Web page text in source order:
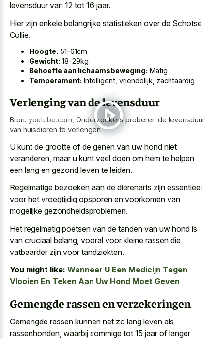
levensduur van 12 tot 16 jaar.
Hier zijn enkele belangrijke statistieken over de Schotse
Collie:
Hoogte: 51-61cm
Gewicht: 18-29kg
Behoefte aan lichaamsbeweging: Matig
Temperament: Intelligent, vriendelijk, zachtaardig
Verlenging van de levensduur
Bron: youtube.com Onderzoekers proberen de levensduur
van huisdieren te verlengen
U kunt de grootte of de genen van uw hond niet
veranderen, maar u kunt veel doen om hem te helpen
een lang en gezond leven te leiden.
Regelmatige bezoeken aan de dierenarts zijn essentieel
voor het vroegtijdig opsporen en voorkomen van
mogelijke gezondheidsproblemen.
Het regelmatig poetsen van de tanden van uw hond is
van cruciaal belang, vooral voor kleine rassen die
vatbaarder zijn voor tandziekten.
You might like: Wanneer U Een Medicijn Tegen
Vlooien En Teken Aan Uw Hond Moet Geven
Gemengde rassen en verzekeringen
Gemengde rassen kunnen net zo lang leven als
rassenhonden, waarbij sommige tot 15 jaar of langer